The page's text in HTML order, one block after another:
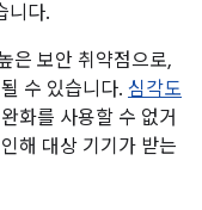
니다.
은 보안 취약점으로,
수 있습니다. 심각도
화를 사용할 수 없거
해 대상 기기가 받는